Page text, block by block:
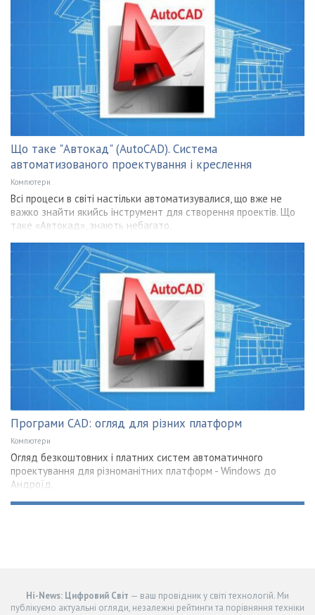
Що таке "Автокад" (AutoCAD). Система
автоматизованого проектування і креслення
Компютери
Всі процеси в світі настільки автоматизувалися, що вже не
важко знайти якийсь інструмент для створення проектів. Що
таке «Автокад», знають небагато.
Програми CAD: огляд для різних платформ
Компютери
Огляд безкоштовних і платних систем автоматичного
проектування для різноманітних платформ - Windows до
Андроїд.
Hi-News: Цифровий Світ — ваш провідник у світі технологій. Ми
публікуємо актуальні огляди, незалежні рейтинги та порівняння техніки